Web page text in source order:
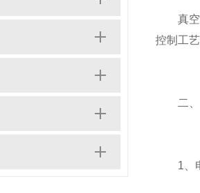
真空计
控制工
二、
1、